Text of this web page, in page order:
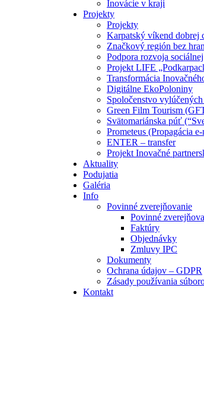
Inovácie v kraji
Projekty
Projekty
Karpatský víkend dobrej
Značkový región bez
Podpora rozvoja
Projekt LIFE
Transformácia
Digitálne EkoPoloniny
Spoločenstvo
Green Film Tourism
Svätomariánska púť
Prometeus (Propagácia
ENTER – transfer
Projekt Inovačné
Aktuality
Podujatia
Galéria
Info
Povinné zverejňovanie
Povinné
Faktúry
Objednávky
Zmluvy IPC
Dokumenty
Ochrana údajov – GDPR
Zásady používania
Kontakt